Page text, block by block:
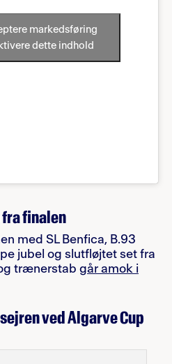
markedsføring
dette indhold
fra finalen
med SL Benfica, B.93
jubel og slutfløjtet set fra
trænerstab går amok i
ved Algarve Cup